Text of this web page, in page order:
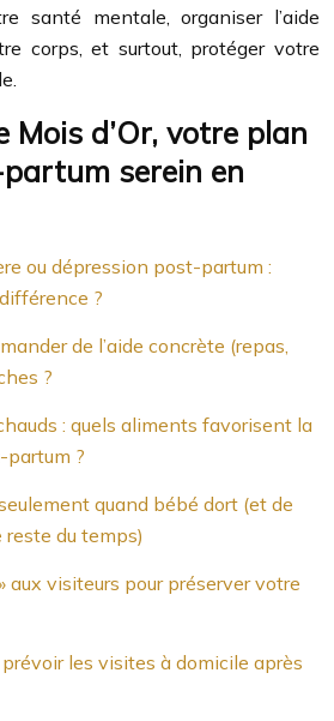
santé mentale, organiser l’aide
corps, et surtout, protéger votre
Mois d’Or, votre plan
serein en
ou dépression post-partum :
?
de l’aide concrète (repas,
?
: quels aliments favorisent la
?
seulement quand bébé dort (et de
du temps)
aux visiteurs pour préserver votre
prévoir les visites à domicile après